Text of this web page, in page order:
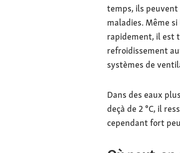
temps, ils
maladies. Même
rapidement, il est
refroidissement
systèmes de
Dans des eaux
deçà de 2 °C, il
cependant fort